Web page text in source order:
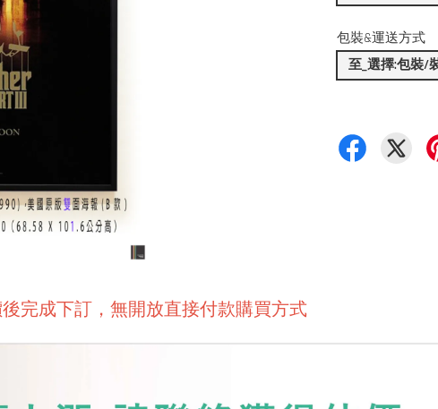
包裝&運送方式
至_選擇:包裝/
完成下訂，無開放直接付款購買方式